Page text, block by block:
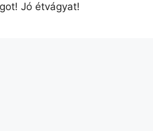
Jó étvágyat!